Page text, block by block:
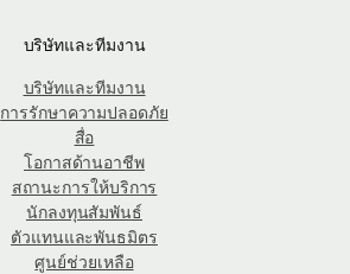
บริษัทและทีมงาน
บริษัทและทีมงาน
การรักษาความปลอดภัย
สื่อ
โอกาสด้านอาชีพ
สถานะการให้บริการ
นักลงทุนสัมพันธ์
ตัวแทนและพันธมิตร
ศูนย์ช่วยเหลือ